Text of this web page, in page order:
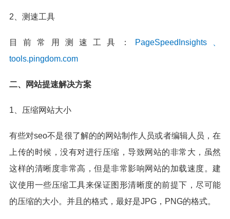
2、测速工具
目前常用测速工具：
PageSpeedInsights、
tools.pingdom.com
二、网站提速解决方案
1、压缩网站大小
有些对seo不是很了解的的网站制作人员或者编辑人员，在
上传的时候，没有对进行压缩，导致网站的非常大，虽然
这样的清晰度非常高，但是非常影响网站的加载速度。建
议使用一些压缩工具来保证图形清晰度的前提下，尽可能
的压缩的大小。并且的格式，最好是JPG，PNG的格式。